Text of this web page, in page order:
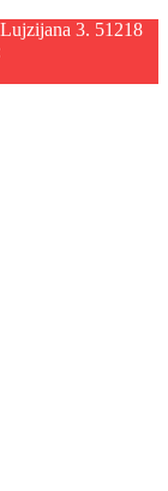
3. 51218